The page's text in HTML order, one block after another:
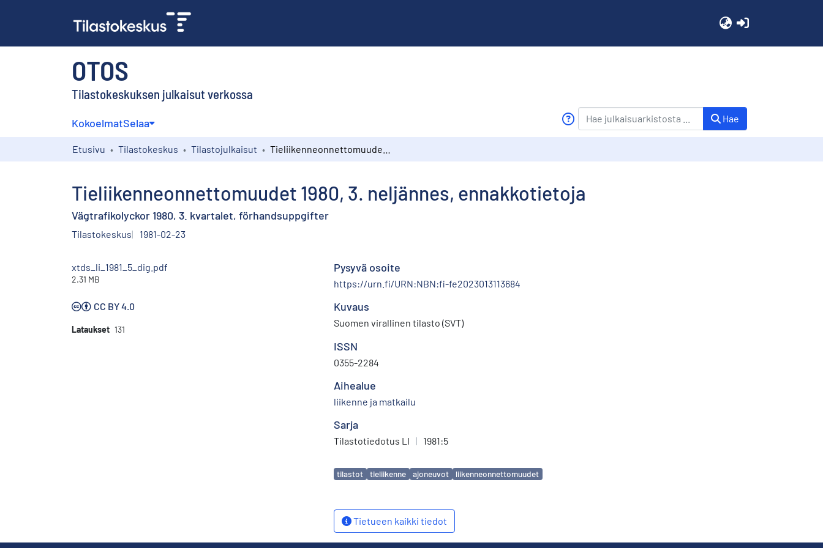
OTOS
Tilastokeskuksen julkaisut verkossa
KokoelmatSelaa Hae
Etusivu Tilastokeskus Tilastojulkaisut
Tieliikenneonnettomuudet 1980, 3. neljännes, ennakkotietoja
Vägtrafikolyckor 1980, 3. kvartalet, förhandsuppgifter
Tilastokeskus 1981-02-23
xtds_li_1981_5_dig.pdf
2.31 MB
CC BY 4.0
Lataukset 131
Pysyvä osoite
https://urn.fi/URN:NBN:fi-fe2023013113684
Kuvaus
Suomen virallinen tilasto (SVT)
ISSN
0355-2284
Aihealue
liikenne ja matkailu
Sarja
Tilastotiedotus LI | 1981:5
Avainsanat
tilastot tieliikenne ajoneuvot liikenneonnettomuudet
Tietueen kaikki tiedot